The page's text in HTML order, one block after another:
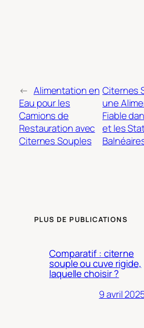
← Alimentation en
Eau pour les
Camions de
Restauration avec
Citernes Souples
Citernes
une
Fiable
et les
PLUS DE PUBLICATIONS
Comparatif : citerne
souple ou cuve rigide,
laquelle choisir ?
9 avril